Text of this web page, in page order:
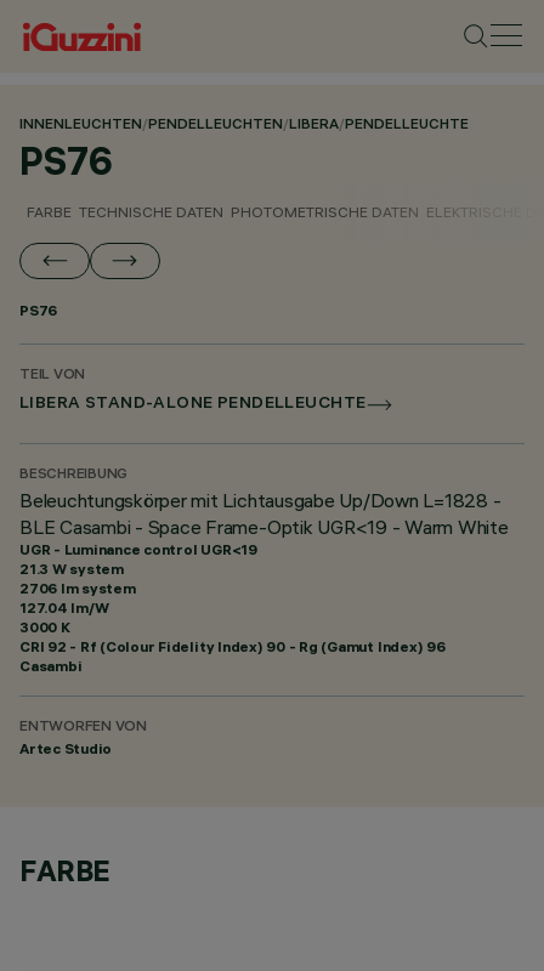
INNENLEUCHTEN/PENDELLEUCHTEN/LIBERA/PENDELLEUCHTE
PS76
FARBE TECHNISCHE DATEN PHOTOMETRISCHE DATEN ELEKTRISCHE
PS76
TEIL VON
LIBERA STAND-ALONE PENDELLEUCHTE
BESCHREIBUNG
Beleuchtungskörper mit Lichtausgabe Up/Down L=1828 -
BLE Casambi - Space Frame-Optik UGR<19 - Warm White
UGR - Luminance control UGR<19
21.3 W system
2706 lm system
127.04 lm/W
3000 K
CRI 92 - Rf (Colour Fidelity Index) 90 - Rg (Gamut Index) 96
Casambi
ENTWORFEN VON
Artec Studio
FARBE